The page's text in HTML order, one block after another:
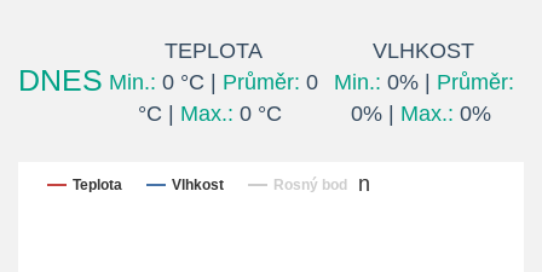
DNES
TEPLOTA
Min.: 0 °C | Průměr: 0
°C | Max.: 0 °C
VLHKOST
Min.: 0% | Průměr:
0% | Max.: 0%
Posledních 24 hodin
Teplota Vlhkost Rosný bod